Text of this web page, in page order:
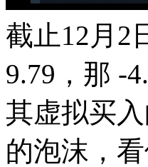
截止12月2
9.79，那 -
其虚拟买
的泡沫，